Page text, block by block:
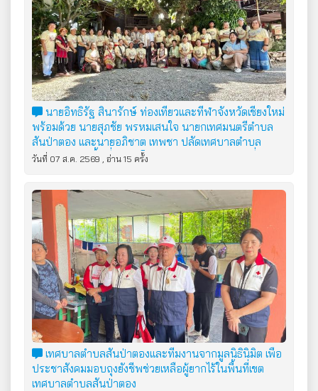
นายอิทธิรัฐ สินารักษ์ ท่องเที่ยวและทีฬาจังหวัดเชียงใหม่
พร้อมด้วย นายสุภชัย พรหมเสนใจ นายกเทศมนตรีตำบล
สันป่าตอง และนายอภิชาต เทพชา ปลัดเทศบาลตำบล
สันป่าตอง ลงพื้นที่ดำเนินโครงการต่อยอดการท่องเที่ยว
วันที่ 07 ส.ค. 2569 , อ่าน 15 ครั้ง
เทศบาลตำบลสันป่าตองและทีมงานจากมูลนิธินิมิต เพื่อ
ประชาสังคมมอบถุงยังชีพช่วยเหลือผู้ยากไร้ในพื้นที่เขต
เทศบาลตำบลสันป่าตอง